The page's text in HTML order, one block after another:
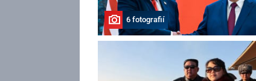
6 fotografií